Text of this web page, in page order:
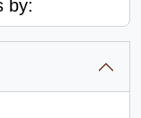
by: